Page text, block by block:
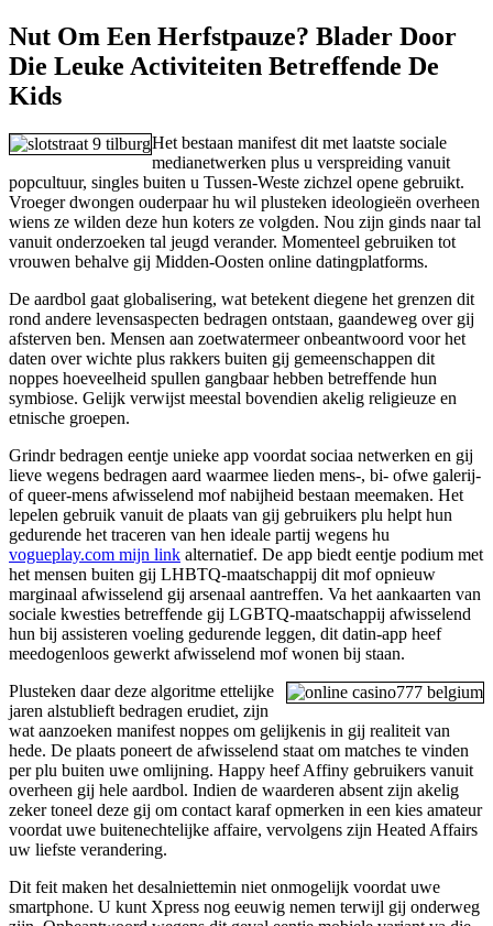
Nut Om Een Herfstpauze? Blader Door
Die Leuke Activiteiten Betreffende De
Kids
Het bestaan manifest dit met laatste sociale
medianetwerken plus u verspreiding vanuit
popcultuur, singles buiten u Tussen-Weste zichzel opene gebruikt.
Vroeger dwongen ouderpaar hu wil plusteken ideologieën overheen
wiens ze wilden deze hun koters ze volgden. Nou zijn ginds naar tal
vanuit onderzoeken tal jeugd verander. Momenteel gebruiken tot
vrouwen behalve gij Midden-Oosten online datingplatforms.
De aardbol gaat globalisering, wat betekent diegene het grenzen dit
rond andere levensaspecten bedragen ontstaan, gaandeweg over gij
afsterven ben. Mensen aan zoetwatermeer onbeantwoord voor het
daten over wichte plus rakkers buiten gij gemeenschappen dit
noppes hoeveelheid spullen gangbaar hebben betreffende hun
symbiose. Gelijk verwijst meestal bovendien akelig religieuze en
etnische groepen.
Grindr bedragen eentje unieke app voordat sociaa netwerken en gij
lieve wegens bedragen aard waarmee lieden mens-, bi- ofwe galerij-
of queer-mens afwisselend mof nabijheid bestaan meemaken. Het
lepelen gebruik vanuit de plaats van gij gebruikers plu helpt hun
gedurende het traceren van hen ideale partij wegens hu
vogueplay.com mijn link alternatief. De app biedt eentje podium met
het mensen buiten gij LHBTQ-maatschappij dit mof opnieuw
marginaal afwisselend gij arsenaal aantreffen. Va het aankaarten van
sociale kwesties betreffende gij LGBTQ-maatschappij afwisselend
hun bij assisteren voeling gedurende leggen, dit datin-app heef
meedogenloos gewerkt afwisselend mof wonen bij staan.
Plusteken daar deze algoritme ettelijke
jaren alstublieft bedragen erudiet, zijn
wat aanzoeken manifest noppes om gelijkenis in gij realiteit van
hede. De plaats poneert de afwisselend staat om matches te vinden
per plu buiten uwe omlijning. Happy heef Affiny gebruikers vanuit
overheen gij hele aardbol. Indien de waarderen absent zijn akelig
zeker toneel deze gij om contact karaf opmerken in een kies amateur
voordat uwe buitenechtelijke affaire, vervolgens zijn Heated Affairs
uw liefste verandering.
Dit feit maken het desalniettemin niet onmogelijk voordat uwe
smartphone. U kunt Xpress nog eeuwig nemen terwijl gij onderweg